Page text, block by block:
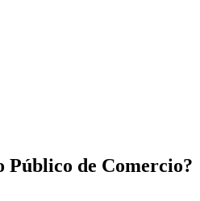
Público de Comercio?